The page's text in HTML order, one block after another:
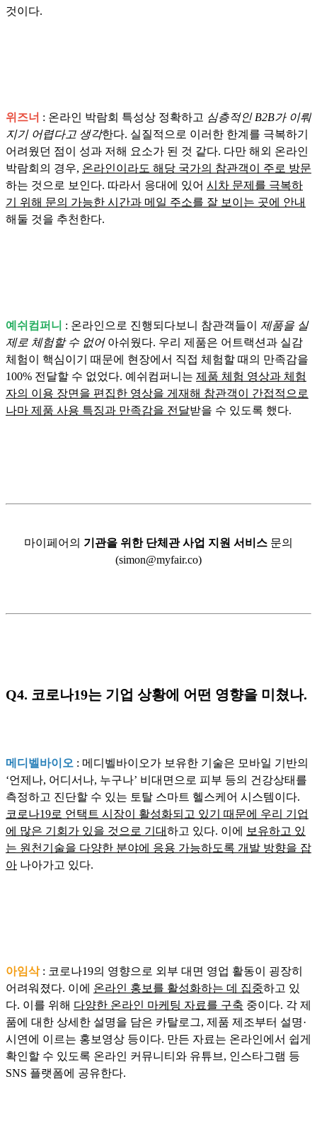
것이다.
위즈너 : 온라인 박람회 특성상 정확하고 심층적인 B2B가 이뤄
지기 어렵다고 생각한다. 실질적으로 이러한 한계를 극복하기
어려웠던 점이 성과 저해 요소가 된 것 같다. 다만 해외 온라인
박람회의 경우, 온라인이라도 해당 국가의 참관객이 주로 방문
하는 것으로 보인다. 따라서 응대에 있어 시차 문제를 극복하
기 위해 문의 가능한 시간과 메일 주소를 잘 보이는 곳에 안내
해둘 것을 추천한다.
예쉬컴퍼니 : 온라인으로 진행되다보니 참관객들이 제품을 실
제로 체험할 수 없어아쉬웠다. 우리 제품은 어트랙션과 실감
체험이 핵심이기 때문에 현장에서 직접 체험할 때의 만족감을
100% 전달할 수 없었다. 예쉬컴퍼니는 제품 체험 영상과 체험
자의 이용 장면을 편집한 영상을 게재해 참관객이 간접적으로
나마 제품 사용 특징과 만족감을 전달받을 수 있도록 했다.
마이페어의 기관을 위한 단체관 사업 지원 서비스 문의
(simon@myfair.co)
Q4. 코로나19는 기업 상황에 어떤 영향을 미쳤나.
메디벨바이오 : 메디벨바이오가 보유한 기술은 모바일 기반의
‘언제나, 어디서나, 누구나’ 비대면으로 피부 등의 건강상태를
측정하고 진단할 수 있는 토탈 스마트 헬스케어 시스템이다.
코로나19로 언택트 시장이 활성화되고 있기 때문에 우리 기업
에 많은 기회가 있을 것으로 기대하고 있다. 이에
보유하고 있
는 원천기술을 다양한 분야에 응용 가능하도록 개발 방향을 잡
아 나아가고 있다.
아임삭: 코로나19의 영향으로 외부 대면 영업 활동이 굉장히
어려워졌다. 이에 온라인 홍보를 활성화하는 데 집중하고 있
다. 이를 위해 다양한 온라인 마케팅 자료를 구축 중이다. 각 제
품에 대한 상세한 설명을 담은 카탈로그, 제품 제조부터 설명·
시연에 이르는 홍보영상 등이다. 만든 자료는 온라인에서 쉽게
확인할 수 있도록 온라인 커뮤니티와 유튜브, 인스타그램 등
SNS 플랫폼에 공유한다.